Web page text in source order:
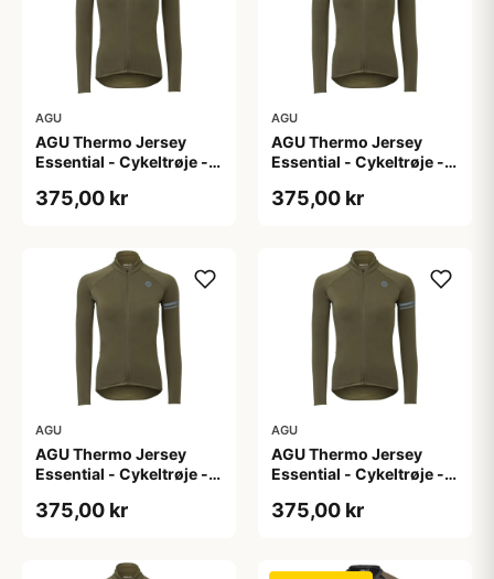
AGU
AGU Thermo Jersey
Essential - Cykeltrøje -
L
375,00 kr
AGU
AGU Thermo Jersey
Essential - Cykeltrøje -
M
375,00 kr
AGU
AGU Thermo Jersey
Essential - Cykeltrøje -
S
375,00 kr
AGU
AGU Thermo Jersey
Essential - Cykeltrøje -
XL
375,00 kr